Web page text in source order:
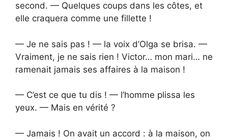
second. — Quelques coups dans les côtes, et
elle craquera comme une fillette !
— Je ne sais pas ! — la voix d’Olga se brisa. —
Vraiment, je ne sais rien ! Victor… mon mari… ne
ramenait jamais ses affaires à la maison !
— C’est ce que tu dis ! — l’homme plissa les
yeux. — Mais en vérité ?
— Jamais ! On avait un accord : à la maison, on